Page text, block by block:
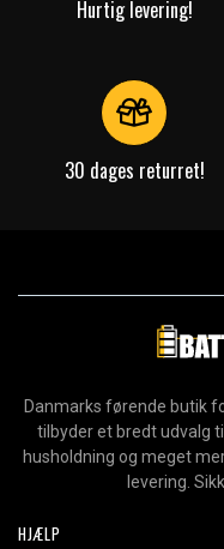
Hurtig levering!
30 dages returret!
Danmarks førende butik
tilbyder et bredt udvalg
husholdning og meget
levering.
HJÆLP